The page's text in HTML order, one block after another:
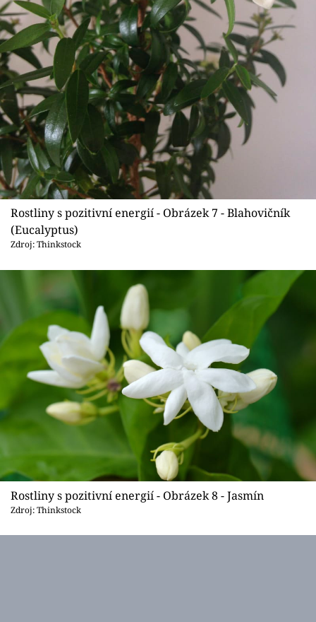
Rostliny s pozitivní energií - Obrázek 7 - Blahovičník
(Eucalyptus)
Zdroj: Thinkstock
Rostliny s pozitivní energií - Obrázek 8 - Jasmín
Zdroj: Thinkstock